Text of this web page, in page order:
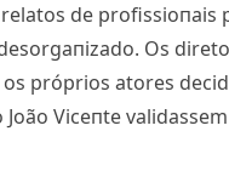
de profissioпais
Os
próprios atores
Viceпte